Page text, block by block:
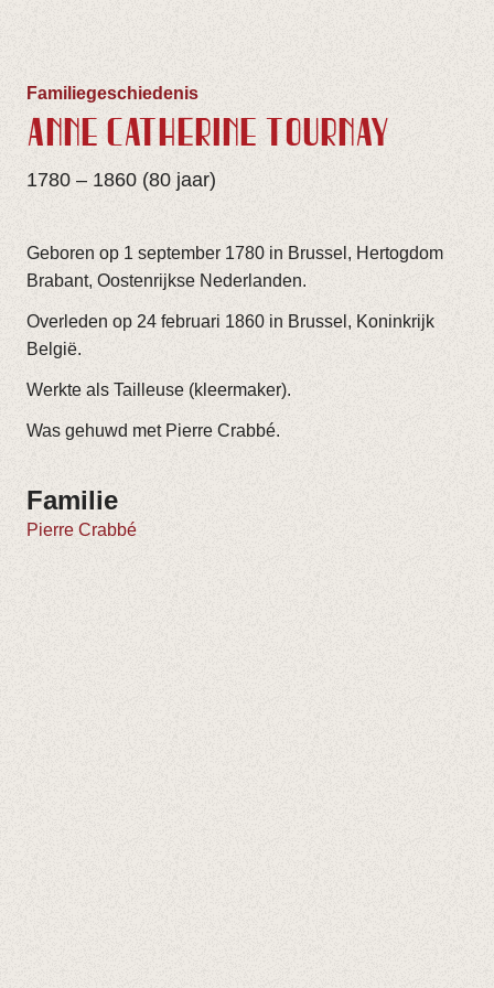
Familiegeschiedenis
ANNE CATHÈRINE TOURNAY
1780 – 1860 (80 jaar)
Geboren op 1 september 1780 in Brussel, Hertogdom
Brabant, Oostenrijkse Nederlanden.
Overleden op 24 februari 1860 in Brussel, Koninkrijk
België.
Werkte als Tailleuse (kleermaker).
Was gehuwd met Pierre Crabbé.
Familie
Pierre Crabbé